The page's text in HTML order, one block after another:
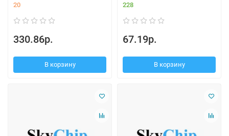
20
330.86р.
В корзину
228
67.19р.
В корзину